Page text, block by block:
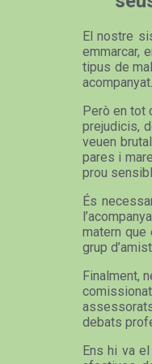
El nostre
emmarcar,
tipus de
Però en tot
prejudicis,
veuen
pares i
prou
És
matern que
grup
Finalment,
debats
Ens hi va